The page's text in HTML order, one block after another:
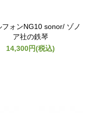
フォンNG10 sonor/ ゾノ
ア社の鉄琴
14,300円(税込)